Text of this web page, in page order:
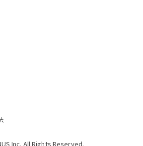
Inc. All Rights Reserved.